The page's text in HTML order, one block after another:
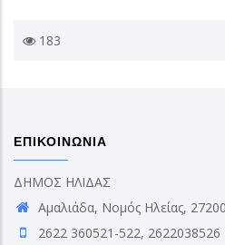
183
ΕΠΙΚΟΙΝΩΝΙΑ
ΔΗΜΟΣ ΗΛΙΔΑΣ
Αμαλιάδα, Νομός Ηλείας,
2622 360521-522, 2622038526